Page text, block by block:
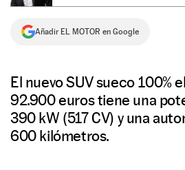
Añadir EL MOTOR en Google
El nuevo SUV sueco 100%
92.900 euros tiene una
390 kW (517 CV) y una
600 kilómetros.